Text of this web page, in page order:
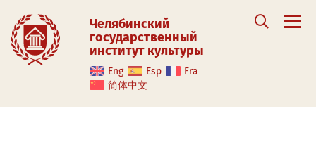
Челябинский
государственный
институт культуры
Eng Esp
Fra
简体中文